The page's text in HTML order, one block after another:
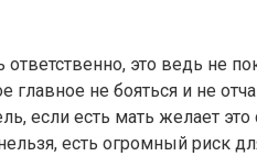
это ведь не
не бояться и не
если есть мать желает это
есть огромный риск